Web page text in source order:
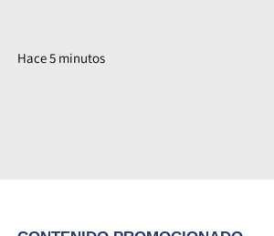
Hace 5 minutos